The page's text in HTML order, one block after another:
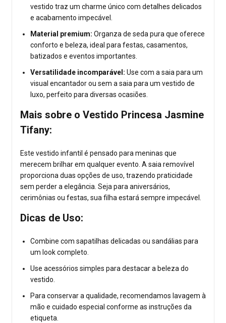
vestido traz um charme único com detalhes delicados
e acabamento impecável.
Material premium: Organza de seda pura que oferece
conforto e beleza, ideal para festas, casamentos,
batizados e eventos importantes.
Versatilidade incomparável: Use com a saia para um
visual encantador ou sem a saia para um vestido de
luxo, perfeito para diversas ocasiões.
Mais sobre o Vestido Princesa Jasmine
Tifany:
Este vestido infantil é pensado para meninas que
merecem brilhar em qualquer evento. A saia removível
proporciona duas opções de uso, trazendo praticidade
sem perder a elegância. Seja para aniversários,
cerimônias ou festas, sua filha estará sempre impecável.
Dicas de Uso:
Combine com sapatilhas delicadas ou sandálias para
um look completo.
Use acessórios simples para destacar a beleza do
vestido.
Para conservar a qualidade, recomendamos lavagem à
mão e cuidado especial conforme as instruções da
etiqueta.